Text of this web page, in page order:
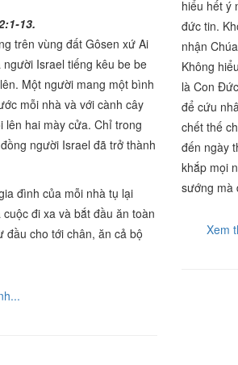
13.
trên vùng đất Gôsen xứ Ai
Israel tiếng kêu be be
Một người mang một bình
mỗi nhà và với cành cây
lên hai mày cửa. Chỉ trong
người Israel đã trở thành
đình của mỗi nhà tụ lại
đi xa và bắt đầu ăn toàn
cho tới chân, ăn cả bộ
hiểu hết ý
đức tin.
nhận
Không
là Con
để cứu
chết thế
đến ngày
khắp mọi
sướng mà
Xem